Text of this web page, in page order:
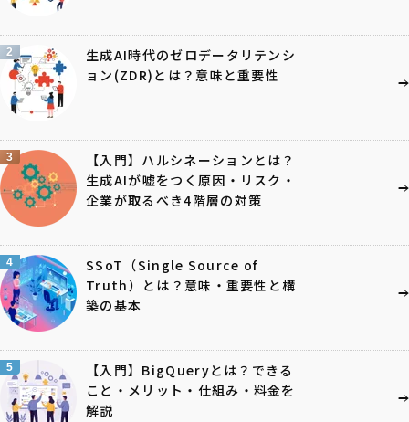
2
生成AI時代のゼロデータリテンシ
ョン(ZDR)とは？意味と重要性
3
【入門】ハルシネーションとは？
生成AIが嘘をつく原因・リスク・
企業が取るべき4階層の対策
4
SSoT（Single Source of
Truth）とは？意味・重要性と構
築の基本
5
【入門】BigQueryとは？できる
こと・メリット・仕組み・料金を
解説